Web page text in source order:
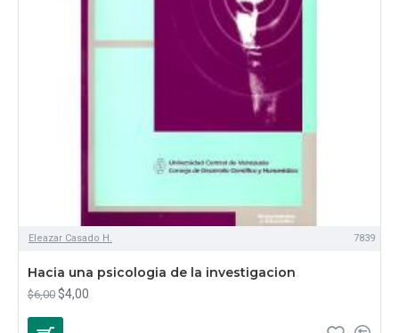
Eleazar Casado H. 7839
Hacia una psicologia de la investigacion
$6,00 $4,00